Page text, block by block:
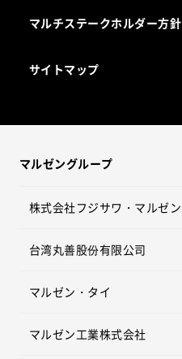
マルチステークホルダー方針
サイトマップ
マルゼングループ
株式会社フジサワ・マルゼン
台湾丸善股份有限公司
マルゼン・タイ
マルゼン工業株式会社